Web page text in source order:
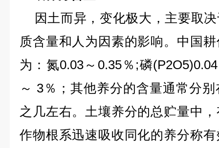
因土而异，变化极大，主要取
质含量和人为因素的影响。中国
为：氮0.03～0.35％;磷
～ 3％；其他养分的含量通常分
之几左右。土壤养分的总贮量中
作物根系迅速吸收同化的养分称